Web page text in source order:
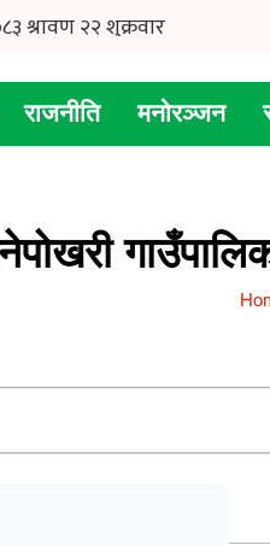
राजनीति मनोरञ्जन